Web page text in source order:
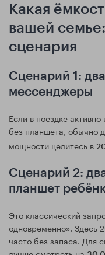
Какая
вашей
сценария
Сценарий 1:
мессенджеры
Если в поездке
без планшета, обычно
мощности целитесь в
Сценарий 2:
планшет
Это классический
одновременно». Здесь
часто без запаса. Для